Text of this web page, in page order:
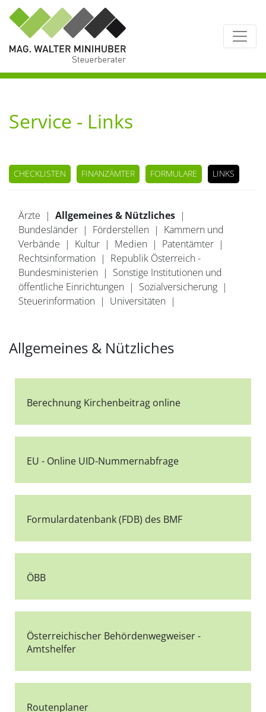
Service - Links
CHECKLISTEN FINANZÄMTER FORMULARE LINKS
Ärzte | Allgemeines & Nützliches |
Bundesländer | Förderstellen | Kammern und
Verbände | Kultur | Medien | Patentämter |
Rechtsinformation | Republik Österreich -
Bundesministerien | Sonstige Institutionen und
öffentliche Einrichtungen | Sozialversicherung |
Steuerinformation | Universitäten |
Allgemeines & Nützliches
Berechnung Kirchenbeitrag online
EU - Online UID-Nummernabfrage
Formulardatenbank (FDB) des BMF
ÖBB
Österreichischer Behördenwegweiser -
Amtshelfer
Routenplaner